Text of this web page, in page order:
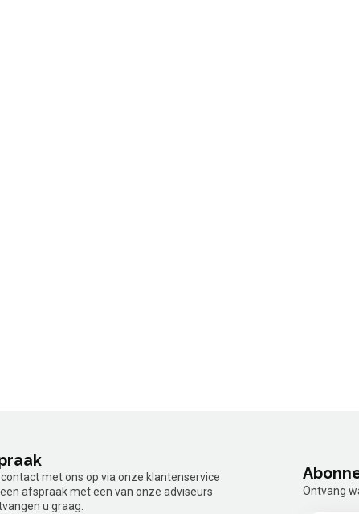
met ons op via onze klantenservice
afspraak met een van onze adviseurs
u graag.
Ontvang